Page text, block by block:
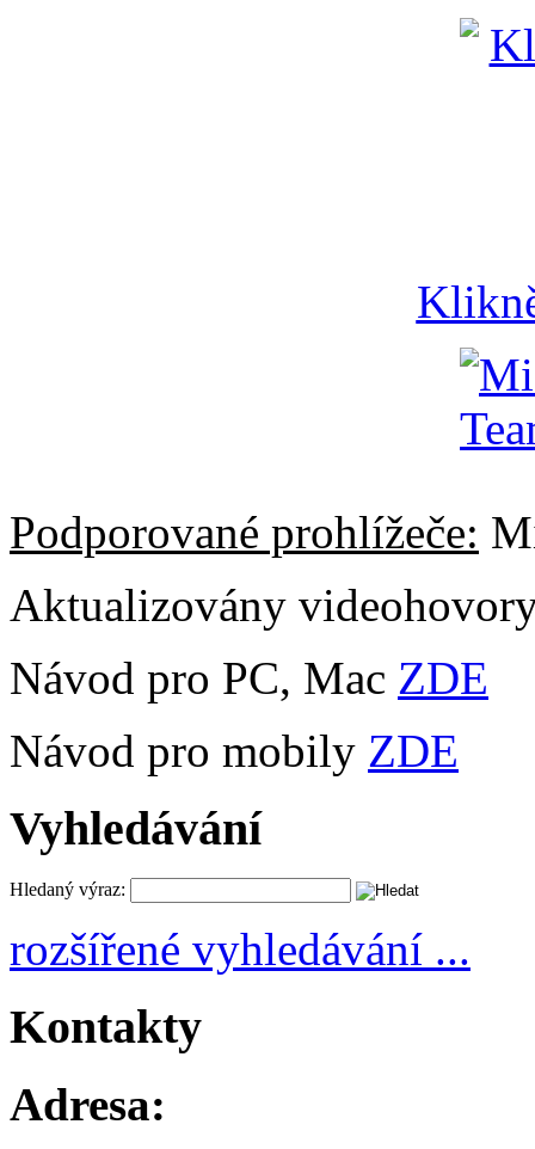
Podporované prohlížeče:
Aktualizovány
Návod pro PC, Mac ZDE
Návod pro mobily ZDE
Vyhledávání
Hledaný výraz:
rozšířené vyhledávání ...
Kontakty
Adresa: